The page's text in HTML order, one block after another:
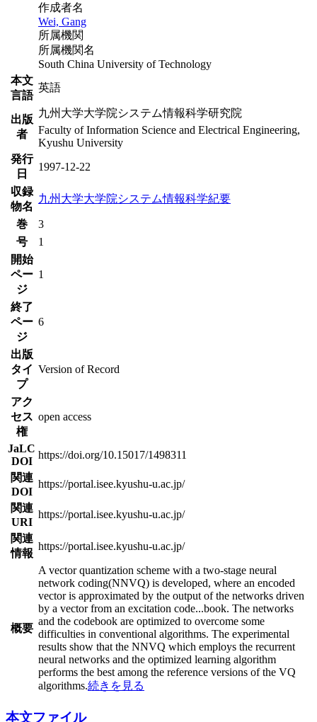
作成者名
Wei, Gang
所属機関
所属機関名
South China University of Technology
本文
言語
英語
出版
者
九州大学大学院システム情報科学研究院
Faculty of Information Science and Electrical Engineering,
Kyushu University
発行
日
1997-12-22
収録
物名
九州大学大学院システム情報科学紀要
巻
3
号
1
開始
ペー
ジ
1
終了
ペー
ジ
6
出版
タイ
プ
Version of Record
アク
セス
権
open access
JaLC
DOI
https://doi.org/10.15017/1498311
関連
DOI
https://portal.isee.kyushu-u.ac.jp/
関連
URI
https://portal.isee.kyushu-u.ac.jp/
関連
情報
https://portal.isee.kyushu-u.ac.jp/
概要
A vector quantization scheme with a two-stage neural
network coding(NNVQ) is developed, where an encoded
vector is approximated by the output of the networks driven
by a vector from an excitation code...book. The networks
and the codebook are optimized to overcome some
difficulties in conventional algorithms. The experimental
results show that the NNVQ which employs the recurrent
neural networks and the optimized learning algorithm
performs the best among the reference versions of the VQ
algorithms.続きを見る
本文ファイル